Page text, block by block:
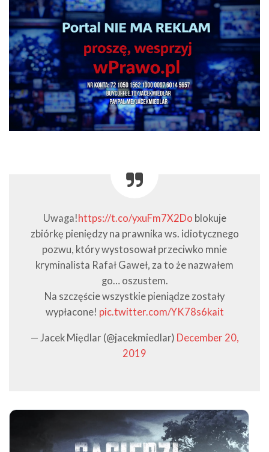
Uwaga! https://t.co/yxuFm7X2Do blokuje
zbiórkę pieniędzy na prawnika ws. idiotycznego
pozwu, który wystosował przeciwko mnie
kryminalista Rafał Gaweł, za to że nazwałem
go… oszustem.
Na szczęście wszystkie pieniądze zostały
wypłacone! pic.twitter.com/YK78s6kait
— Jacek Międlar (@jacekmiedlar) December 20,
2019